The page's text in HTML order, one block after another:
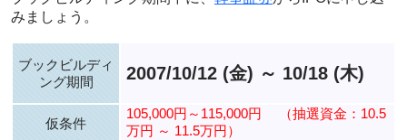
みましょう。
ブックビルディ
ング期間
2007/10/12 (金) ～ 10/18 (木)
仮条件
105,000円～115,000円
（抽選資金：10.5
万円 ～ 11.5万円）